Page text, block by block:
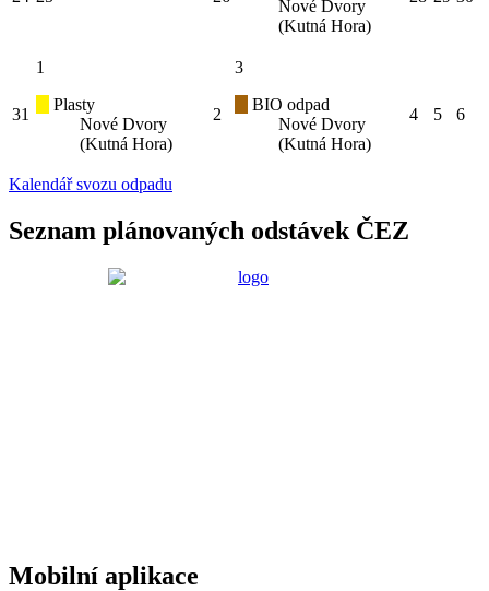
Nové Dvory
(Kutná Hora)
31
1
Plasty
Nové Dvory
(Kutná Hora)
2
3
BIO odpad
Nové Dvory
(Kutná Hora)
4 5 6
Kalendář svozu odpadu
Seznam plánovaných odstávek ČEZ
Mobilní aplikace